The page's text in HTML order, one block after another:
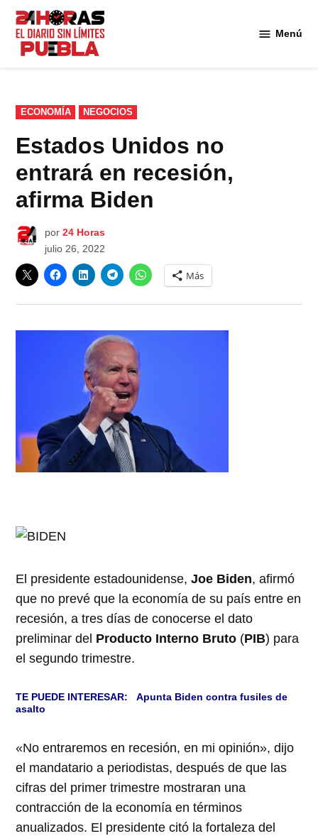
Saltar
contenido
Menú
PUBLICADO
EN
ECONOMÍA NEGOCIOS
Estados Unidos no
entrará en recesión,
afirma Biden
por 24 Horas
julio 26, 2022
Más
El presidente estadounidense,Joe Biden, afirmó
que no prevé que la economía de su país entre en
recesión, a tres días de conocerse el dato
preliminar del Producto Interno Bruto (PIB) para
el segundo trimestre.
TE PUEDE INTERESAR:Apunta Biden contra fusiles de
asalto
«No entraremos en recesión, en mi opinión», dijo
el mandatario a periodistas, después de que las
cifras del primer trimestre mostraran una
contracción de la economía en términos
anualizados. El presidente citó la fortaleza del